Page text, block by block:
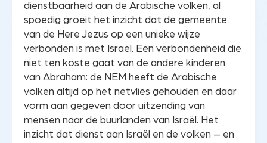
dienstbaarheid aan de Arabische volken, al
spoedig groeit het inzicht dat de gemeente
van de Here Jezus op een unieke wijze
verbonden is met Israël. Een verbondenheid die
niet ten koste gaat van de andere kinderen
van Abraham: de NEM heeft de Arabische
volken altijd op het netvlies gehouden en daar
vorm aan gegeven door uitzending van
mensen naar de buurlanden van Israël. Het
inzicht dat dienst aan Israël en de volken – en